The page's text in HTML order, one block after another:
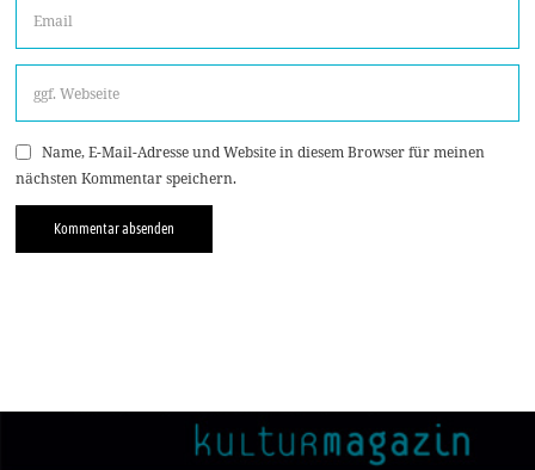
Name, E-Mail-Adresse und Website in diesem Browser für meinen
nächsten Kommentar speichern.